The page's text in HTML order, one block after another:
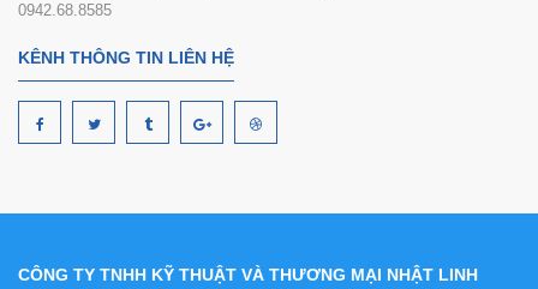
0942.68.8585
KÊNH THÔNG TIN LIÊN HỆ
CÔNG TY TNHH KỸ THUẬT VÀ THƯƠNG MẠI NHẬT LINH